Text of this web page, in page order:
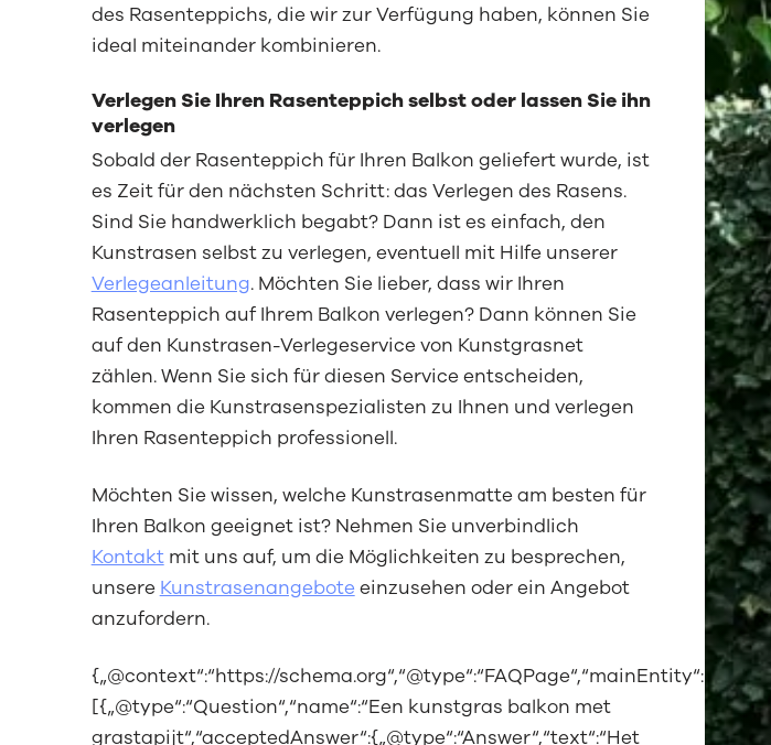
des Rasenteppichs, die wir zur Verfügung haben, können Sie
ideal miteinander kombinieren.
Verlegen Sie Ihren Rasenteppich selbst oder lassen Sie ihn
verlegen
Sobald der Rasenteppich für Ihren Balkon geliefert wurde, ist
es Zeit für den nächsten Schritt: das Verlegen des Rasens.
Sind Sie handwerklich begabt? Dann ist es einfach, den
Kunstrasen selbst zu verlegen, eventuell mit Hilfe unserer
Verlegeanleitung. Möchten Sie lieber, dass wir Ihren
Rasenteppich auf Ihrem Balkon verlegen? Dann können Sie
auf den Kunstrasen-Verlegeservice von Kunstgrasnet
zählen. Wenn Sie sich für diesen Service entscheiden,
kommen die Kunstrasenspezialisten zu Ihnen und verlegen
Ihren Rasenteppich professionell.
Möchten Sie wissen, welche Kunstrasenmatte am besten für
Ihren Balkon geeignet ist? Nehmen Sie unverbindlich
Kontaktmit uns auf, um die Möglichkeiten zu besprechen,
unsere Kunstrasenangebote einzusehen oder ein Angebot
anzufordern.
{„@context“:“https://schema.org“,“@type“:“FAQPage“,“mainEntity“:
[{„@type“:“Question“,“name“:“Een kunstgras balkon met
grastapijt“,“acceptedAnswer“:{„@type“:“Answer“,“text“:“Het